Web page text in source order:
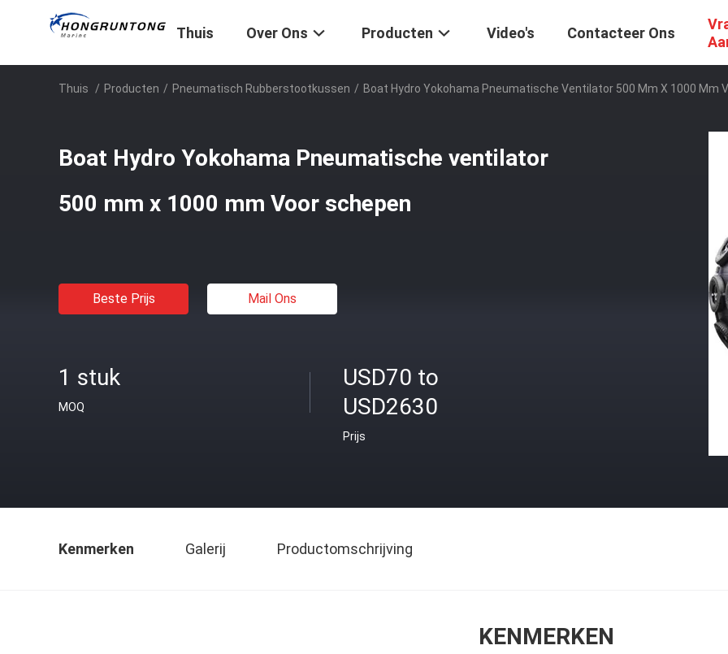
Thuis Over Ons Producten Video's Contacteer Ons
Thuis / Producten / Pneumatisch Rubberstootkussen / Boat Hydro Yokohama Pneumatische Ventilator 500 Mm X 1000 Mm
Boat Hydro Yokohama Pneumatische ventilator
500 mm x 1000 mm Voor schepen
Beste Prijs Mail Ons
1 stuk
MOQ
USD70 to
USD2630
Prijs
Kenmerken Galerij Productomschrijving
KENMERKEN